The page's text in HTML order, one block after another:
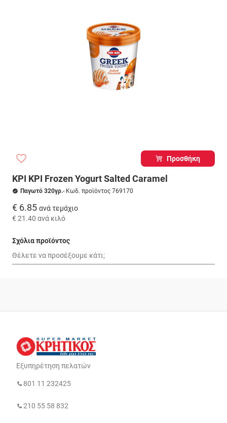
Προσθήκη
ΚΡΙ ΚΡΙ Frozen Yogurt Salted Caramel
Παγωτό 320γρ.- Κωδ. προϊόντος 769170
€ 6.85 ανά τεμάχιο
€ 21.40 ανά κιλό
Σχόλια προϊόντος
Εξυπηρέτηση πελατών
801 11 232425
210 55 58 832